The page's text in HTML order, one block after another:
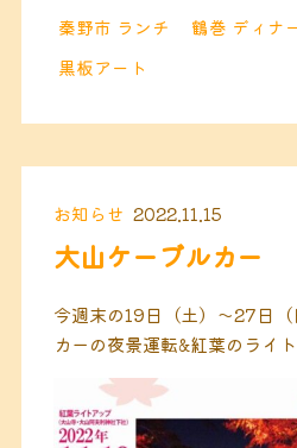
秦野市 ランチ
鶴巻 ディナ
黒板アート
お知らせ 2022.11.15
大山ケーブルカー
今週末の19日（土）〜27日
カーの夜景運転&紅葉のライ